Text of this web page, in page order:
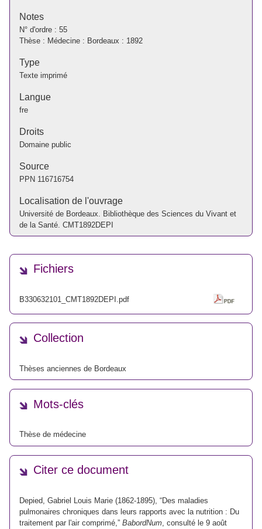
Notes
N° d'ordre : 55
Thèse : Médecine : Bordeaux : 1892
Type
Texte imprimé
Langue
fre
Droits
Domaine public
Source
PPN 116716754
Localisation de l'ouvrage
Université de Bordeaux. Bibliothèque des Sciences du Vivant et
de la Santé. CMT1892DEPI
Fichiers
B330632101_CMT1892DEPI.pdf
Collection
Thèses anciennes de Bordeaux
Mots-clés
Thèse de médecine
Citer ce document
Depied, Gabriel Louis Marie (1862-1895), “Des maladies
pulmonaires chroniques dans leurs rapports avec la nutrition : Du
traitement par l'air comprimé,” BabordNum , consulté le 9 août